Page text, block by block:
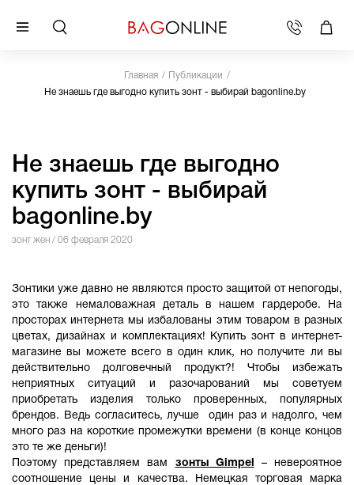
Главная
Публикации
Не знаешь где выгодно купить зонт - выбирай bagonline.by
Не знаешь где выгодно
купить зонт - выбирай
bagonline.by
зонт жен / 06 февраля 2020
Зонтики уже давно не являются просто защитой от непогоды,
это также немаловажная деталь в нашем гардеробе. На
просторах интернета мы избалованы этим товаром в разных
цветах, дизайнах и комплектациях! Купить зонт в интернет-
магазине вы можете всего в один клик, но получите ли вы
действительно долговечный продукт?! Чтобы избежать
неприятных ситуаций и разочарований мы советуем
приобретать изделия только проверенных, популярных
брендов. Ведь согласитесь, лучше один раз и надолго, чем
много раз на короткие промежутки времени (в конце концов
это те же деньги)!
Поэтому представляем вам зонты Gimpel
– невероятное
соотношение цены и качества. Немецкая торговая марка